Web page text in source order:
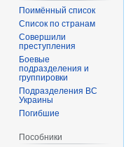
Поимённый список
Список по странам
Совершили
преступления
Боевые
подразделения и
группировки
Подразделения ВС
Украины
Погибшие
Пособники